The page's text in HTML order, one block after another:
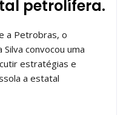
petrolífera.
a Petrobras, o
convocou uma
estratégias e
a estatal